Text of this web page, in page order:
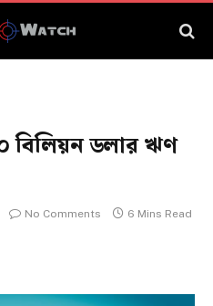
বিলিয়ন ডলার ঋণ
No Comments 6 Mins Read